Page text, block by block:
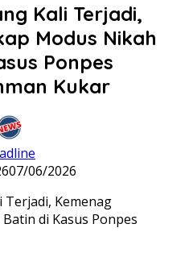
Kali Terjadi,
Modus Nikah
Ponpes
Kukar
07/06/2026